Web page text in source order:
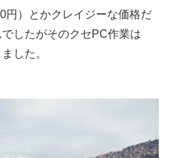
円）とかクレイジーな価格だ
したがそのクセPC作業は
した。